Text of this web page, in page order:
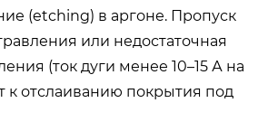
(etching) в аргоне. Пропуск
или недостаточная
(ток дуги менее 10–15 А на
к отслаиванию покрытия под